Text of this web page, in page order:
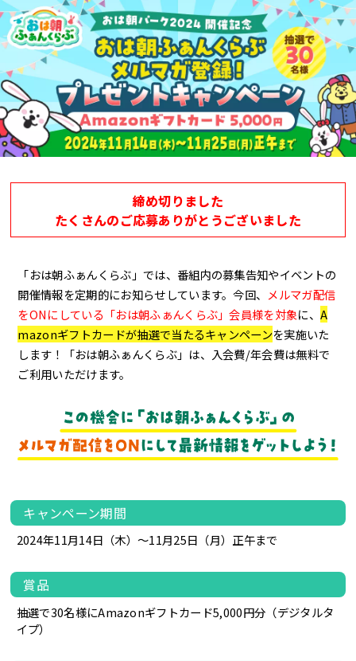
締め切りました
たくさんのご応募ありがとうございました
「おは朝ふぁんくらぶ」では、番組内の募集告知やイベントの
開催情報を定期的にお知らせしています。今回、 メルマガ配信
をONにしている「おは朝ふぁんくらぶ」会員様を対象に、A
mazonギフトカードが抽選で当たるキャンペーンを実施いた
します！「おは朝ふぁんくらぶ」は、入会費/年会費は無料で
ご利用いただけます。
キャンペーン期間
2024年11月14日（木）～11月25日（月）正午まで
賞品
抽選で30名様にAmazonギフトカード5,000円分（デジタルタ
イプ）